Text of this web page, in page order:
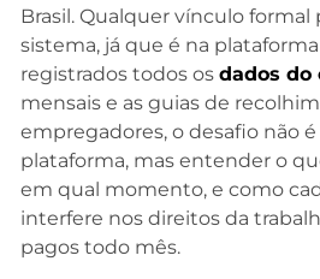
Brasil. Qualquer vínculo formal
sistema, já que é na
registrados todos os dados do
mensais e as guias de
empregadores, o desafio não é
plataforma, mas entender o
em qual momento, e como
interfere nos direitos da
pagos todo mês.